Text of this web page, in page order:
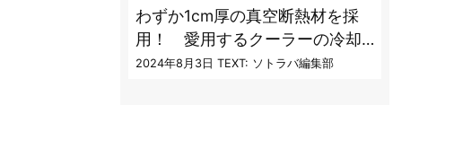
わずか1cm厚の真空断熱材を採
用！ 愛用するクーラーの冷却
性能をアプデする極薄断熱パネ
2024年8月3日 TEXT: ソトラバ編集部